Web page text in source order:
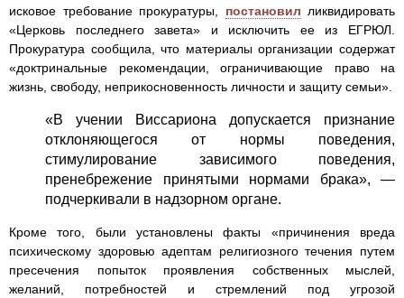
исковое требование прокуратуры, постановил ликвидировать
«Церковь последнего завета» и исключить ее из ЕГРЮЛ.
Прокуратура сообщила, что материалы организации содержат
«доктринальные рекомендации, ограничивающие право на
жизнь, свободу, неприкосновенность личности и защиту семьи».
«В учении Виссариона допускается признание
отклоняющегося от нормы поведения,
стимулирование зависимого поведения,
пренебрежение принятыми нормами брака», —
подчеркивали в надзорном органе.
Кроме того, были установлены факты «причинения вреда
психическому здоровью адептам религиозного течения путем
пресечения попыток проявления собственных мыслей,
желаний, потребностей и стремлений под угрозой